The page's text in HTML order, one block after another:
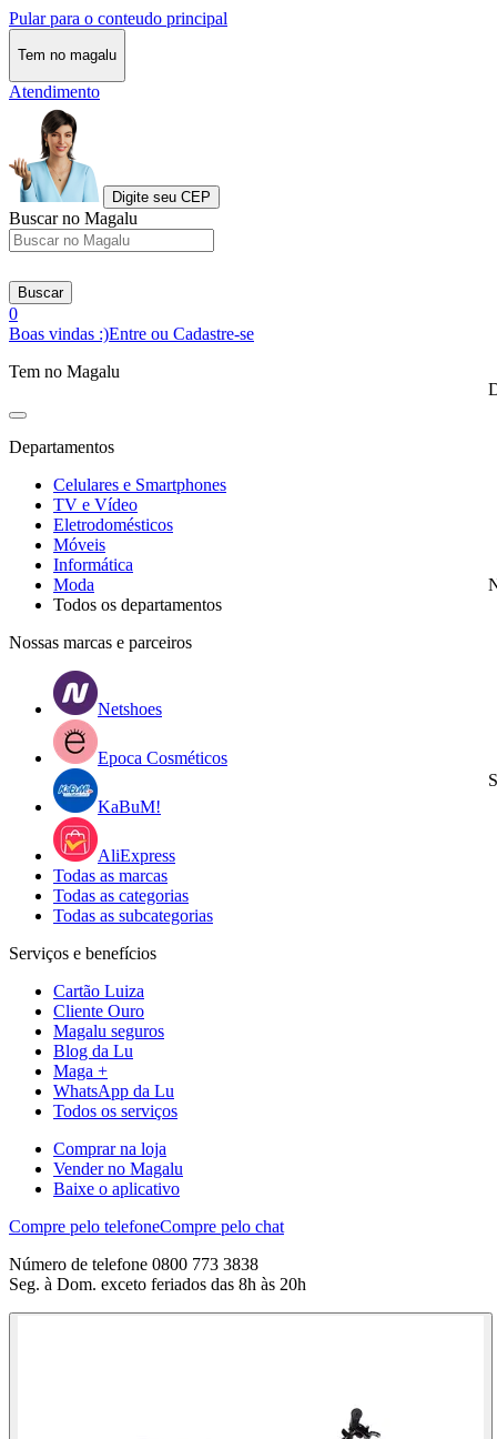
Pular para o conteudo principal
Tem no magalu
Atendimento
Digite seu CEP
Buscar no Magalu
Buscar
0
Boas vindas :)Entre ou Cadastre-se
Tem no Magalu
Departamentos
Celulares e Smartphones
TV e Vídeo
Eletrodomésticos
Móveis
Informática
Moda
Todos os departamentos
Nossas marcas e parceiros
Netshoes
Epoca Cosméticos
KaBuM!
AliExpress
Todas as marcas
Todas as categorias
Todas as subcategorias
Serviços e benefícios
Cartão Luiza
Cliente Ouro
Magalu seguros
Blog da Lu
Maga +
WhatsApp da Lu
Todos os serviços
Comprar na loja
Vender no Magalu
Baixe o aplicativo
Compre pelo telefoneCompre pelo chat
Número de telefone 0800 773 3838
Seg. à Dom. exceto feriados das 8h às 20h